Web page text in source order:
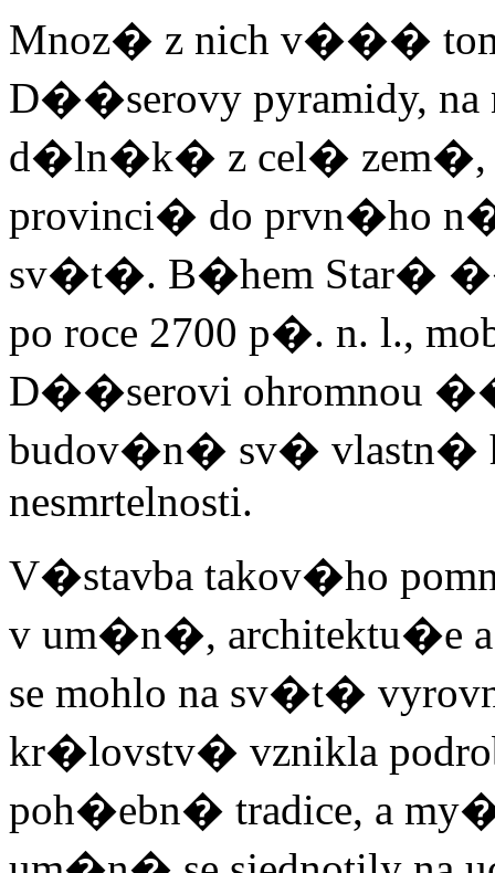
Mnoz� z nich v���
D��serovy pyramidy,
d�ln�k� z cel� zem�,
provinci� do prvn�ho
sv�t�. B�hem Star�
po roce 2700 p�. n. l.,
D��serovi ohromnou
budov�n� sv� vlastn�
nesmrtelnosti.
V�stavba takov�ho
v um�n�, architektu�e
se mohlo na sv�t�
kr�lovstv� vznikla
poh�ebn� tradice, a